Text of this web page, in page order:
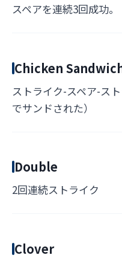
スペアを連続3回成功。
Chicken
ストライク-スペア-ス
でサンドされた）
Double
2回連続ストライク
Clover